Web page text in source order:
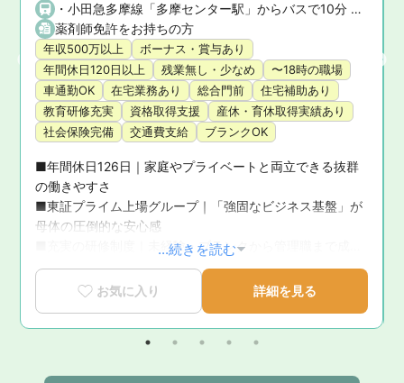
・小田急多摩線「多摩センター駅」からバスで10分 ・小田急小田原線「町田駅」からバスで25分 ★マイカー通勤OK！
薬剤師免許をお持ちの方
年収500万以上
ボーナス・賞与あり
年間休日120日以上
残業無し・少なめ
〜18時の職場
車通勤OK
在宅業務あり 総合門前
住宅補助あり
教育研修充実
資格取得支援
産休・育休取得実績あり
社会保険完備
交通費支給 ブランクOK
■年間休日126日｜家庭やプライベートと両立できる抜群
の働きやすさ
■東証プライム上場グループ｜「強固なビジネス基盤」が
母体の圧倒的な安心感
■充実の研修制度｜未経験・ブランクから管理職まで成長
を徹底サポート
■育休復帰率100％！｜ライフステージの変化に寄り添う
手厚いサポート体制
■新卒3年定着率95.5％｜「社員が転職活動をしなくてい
い環境」を追求した実績
...続きを読む
お気に入り 詳細を見る